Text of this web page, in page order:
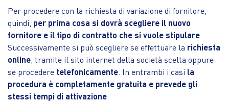
Per procedere con la richiesta di variazione di fornitore,
quindi, per prima cosa si dovrà scegliere il nuovo
fornitore e il tipo di contratto che si vuole stipulare
Successivamente si può scegliere se effettuare la richiesta
online , tramite il sito internet della società scelta oppure
se procedere telefonicamente . In entrambi i casi la
procedura è completamente gratuita e prevede gli
stessi tempi di attivazione